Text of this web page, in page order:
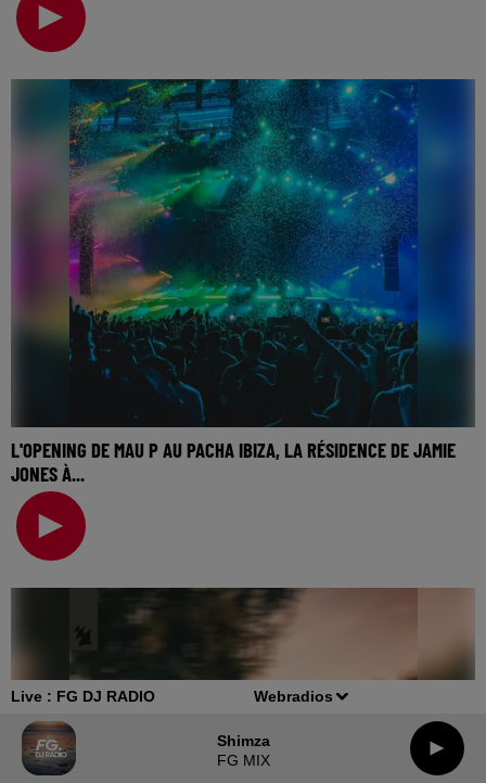
Live : FG DJ RADIO Webradios
Shimza
FG MIX
l’Application FG (IOS https://urlz.fr/hhZx
L'OPENING DE MAU P AU PACHA IBIZA, LA RÉSIDENCE DE JAMIE
JONES À...
🎧 Ecoutez Radio FG sur http://www.radiofg.com 📱 et sur
l’Application FG (IOS https://urlz.fr/hhZx